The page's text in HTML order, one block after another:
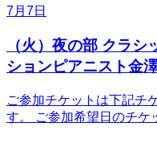
7月7日
（火）夜の部 クラ
ションピアニスト金
ご参加チケットは下記チ
す。 ご参加希望日のチケ